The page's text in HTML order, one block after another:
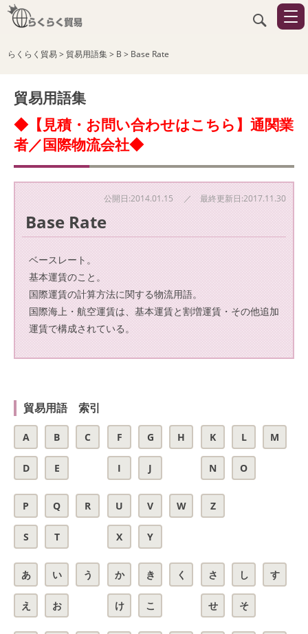
らくらく貿易> 貿易用語集> B > Base Rate
貿易用語集
◆【見積・お問い合わせはこちら】通関業
者／国際物流会社◆
公開日:2014.01.15 ／ 最終更新日:2017.11.30
Base Rate
ベースレート。
基本運賃のこと。
国際運賃の計算方法に関する物流用語。
国際海上・航空運賃は、基本運賃と割増運賃・その他追加
運賃で構成されている。
貿易用語 索引
A B C
D E
F G H
I J
K L M
N O
P Q R
S T
U V W
X Y
Z
あ い う
え お
か き く
け こ
さ し す
せ そ